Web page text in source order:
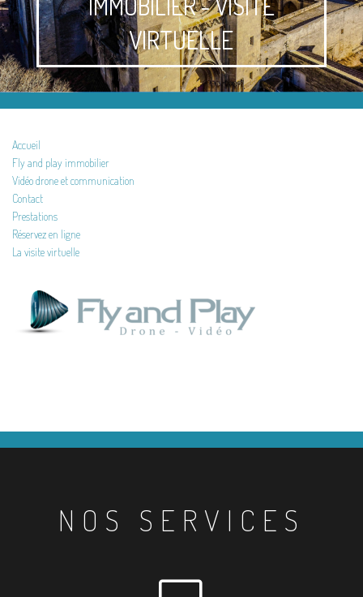
VIRTUELLE
Accueil
Fly and play immobilier
Vidéo drone et communication
Contact
Prestations
Réservez en ligne
La visite virtuelle
NOS SERVICES